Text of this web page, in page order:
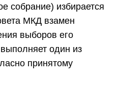
собрание) избирается
МКД взамен
выборов его
один из
принятому